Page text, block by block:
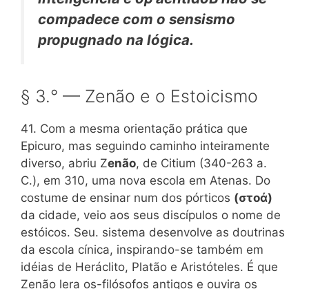
compadece com o sensismo
propugnado na lógica.
§ 3.° — Zenão e o Estoicismo
41. Com a mesma orientação prática que
Epicuro, mas seguindo caminho inteiramente
diverso, abriu Zenão, de Citium (340-263 a.
C.), em 310, uma nova escola em Atenas. Do
costume de ensinar num dos pórticos (στοά)
da cidade, veio aos seus discípulos o nome de
estóicos. Seu. sistema desenvolve as doutrinas
da escola cínica, inspirando-se também em
idéias de Heráclito, Platão e Aristóteles. É que
Zenão lera os-filósofos antigos e ouvira os